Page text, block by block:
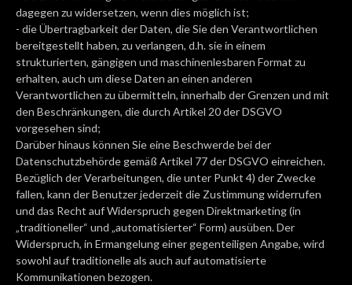
dagegen zu widersetzen, wenn dies möglich ist;
- die Übertragbarkeit der Daten, die Sie den Verantwortlichen
bereitgestellt haben, zu verlangen, d.h. sie in einem
strukturierten, gängigen und maschinenlesbaren Format zu
erhalten, auch um diese Daten an einen anderen
Verantwortlichen zu übermitteln, innerhalb der Grenzen und mit
den Beschränkungen, die durch Artikel 20 der DSGVO
vorgesehen sind;
Darüber hinaus können Sie eine Beschwerde bei der
Datenschutzbehörde gemäß Artikel 77 der DSGVO einreichen.
Bezüglich der Verarbeitungen, die unter Punkt 4) der Zwecke
fallen, kann der Benutzer jederzeit die Zustimmung widerrufen
und das Recht auf Widerspruch gegen Direktmarketing (in
„traditioneller“ und „automatisierter“ Form) ausüben. Der
Widerspruch, in Ermangelung einer gegenteiligen Angabe, wird
sowohl auf traditionelle als auch auf automatisierte
Kommunikationen bezogen.